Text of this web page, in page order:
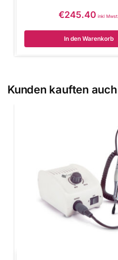
€245.40 inkl Mwst.
In den Warenkorb
Kunden kauften auch